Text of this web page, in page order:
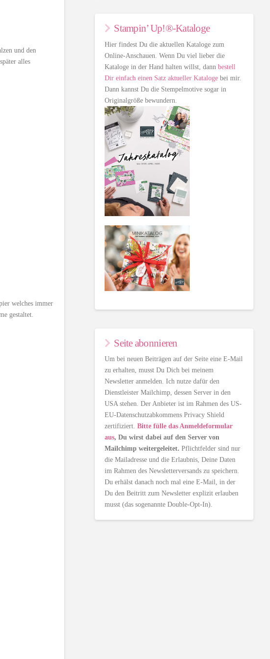
und den
alles
welches immer
gestaltet.
Stampin’ Up!®-Kataloge
Hier findest Du die aktuellen Kataloge zum
Online-Anschauen. Wenn Du viel lieber die
Kataloge in der Hand halten willst, dannbestell
Dir einfach einen Satz aktueller Kataloge bei mir.
Dann kannst Du die Stempelmotive sogar in
Originalgröße bewundern.
Seite abonnieren
Um bei neuen Beiträgen auf der Seite eine E-Mail
zu erhalten, musst Du Dich bei meinem
Newsletter anmelden. Ich nutze dafür den
Dienstleister Mailchimp, dessen Server in den
USA stehen. Der Anbieter ist im Rahmen des US-
EU-Datenschutzabkommens Privacy Shield
zertifiziert.Bitte fülle das Anmeldeformular
aus, Du wirst dabei auf den Server von
Mailchimp weitergeleitet. Pflichtfelder sind nur
die Mailadresse und die Erlaubnis, Deine Daten
im Rahmen des Newsletterversands zu speichern.
Du erhälst danach noch mal eine E-Mail, in der
Du den Beitritt zum Newsletter explizit erlauben
musst (das sogenannte Double-Opt-In).